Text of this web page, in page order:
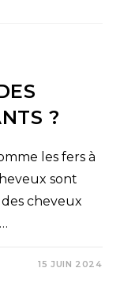
?
les fers à
sont
cheveux
15 JUIN 2024